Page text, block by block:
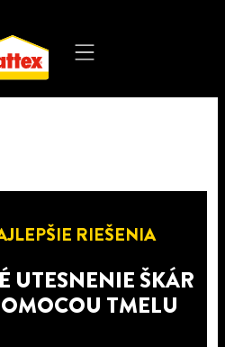
RIEŠENIA
UTESNENIE ŠKÁR
TMELU